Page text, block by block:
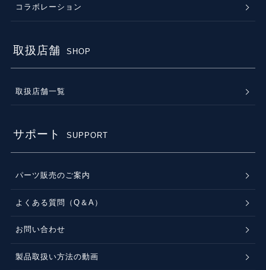
コラボレーション
取扱店舗 SHOP
取扱店舗一覧
サポート SUPPORT
パーツ販売のご案内
よくある質問（Q＆A）
お問い合わせ
製品取扱い方法の動画